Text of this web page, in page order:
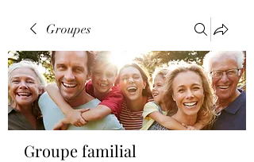
Groupes
Groupe familial